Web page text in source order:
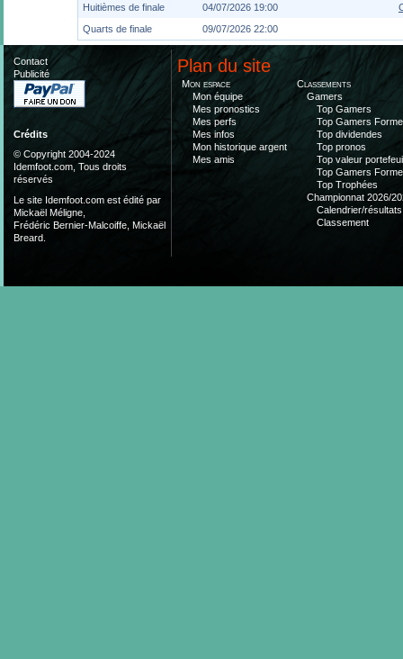
Huitièmes de finale 04/07/2026 19:00
Quarts de finale
09/07/2026 22:00
Contact
Publicité
Crédits
© Copyright 2004-2024
Idemfoot.com, Tous droits
réservés
Le site Idemfoot.com est édité par
Mickaël Méligne,
Frédéric Bernier-Malcoiffe, Mickaël
Breard.
Plan du site
Mon espace
Mon équipe
Mes pronostics
Mes perfs
Mes infos
Mon historique argent
Mes amis
Classements
Gamers
Top Gamers
Top Gamers Forme
Top dividendes
Top pronos
Top valeur
Top Gamers Forme
Top Trophées
Championnat 2026/
Calendrier/résultats
Classement